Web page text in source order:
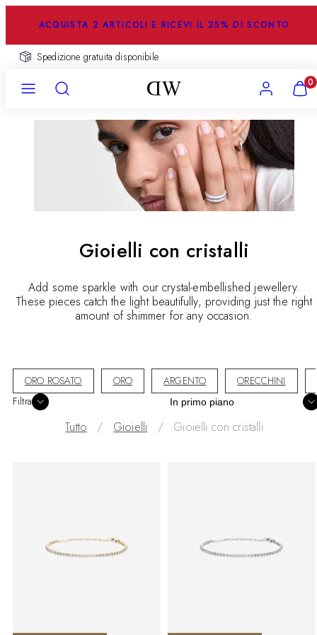
ACQUISTA 2 ARTICOLI E RICEVI IL 25% DI SCONTO
Resi gratuiti
Ricerca Account
(
0
)
0
Gioielli con cristalli
Add some sparkle with our crystal-embellished jewellery.
These pieces catch the light beautifully, providing just the right
amount of shimmer for any occasion.
ORO ROSATO ORO ARGENTO ORECCHINI
Filtra
Ordina
Tutto
Gioielli Gioielli con cristalli